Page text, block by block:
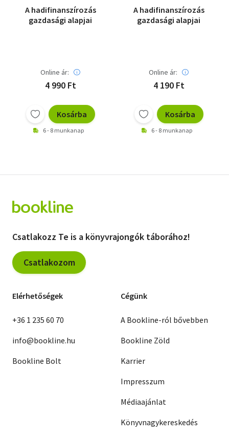
Vallás
A hadifinanszírozás
gazdasági alapjai
Online ár:
4 990 Ft
Kosárba
6 - 8 munkanap
A hadifinanszírozás
gazdasági alapjai
Online ár:
4 190 Ft
Kosárba
6 - 8 munkanap
Csatlakozz Te is a könyvrajongók táborához!
Csatlakozom
Elérhetőségek
+36 1 235 60 70
info@bookline.hu
Bookline Bolt
Cégünk
A Bookline-ról bővebben
Bookline Zöld
Karrier
Impresszum
Médiaajánlat
Könyvnagykereskedés